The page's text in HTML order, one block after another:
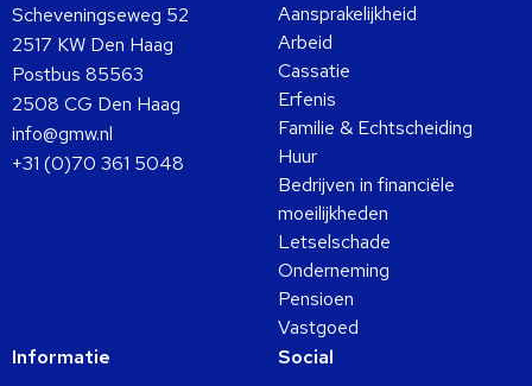
Scheveningseweg 52
2517 KW Den Haag
Postbus 85563
2508 CG Den Haag
info@gmw.nl
+31 (0)70 361 5048
Aansprakelijkheid
Arbeid
Cassatie
Erfenis
Familie & Echtscheiding
Huur
Bedrijven in financiële
moeilijkheden
Letselschade
Onderneming
Pensioen
Vastgoed
Informatie
Social